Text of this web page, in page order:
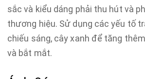
sắc và kiểu dáng phải thu hút và
thương hiệu. Sử dụng các yếu tố
chiếu sáng, cây xanh để tăng
và bắt mắt.